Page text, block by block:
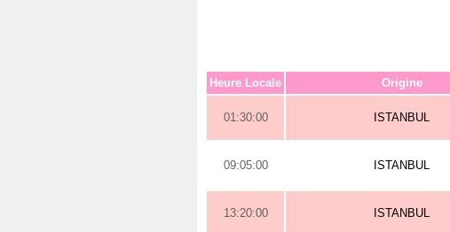
Heure Locale Origine
01:30:00 ISTANBUL
09:05:00 ISTANBUL
13:20:00 ISTANBUL